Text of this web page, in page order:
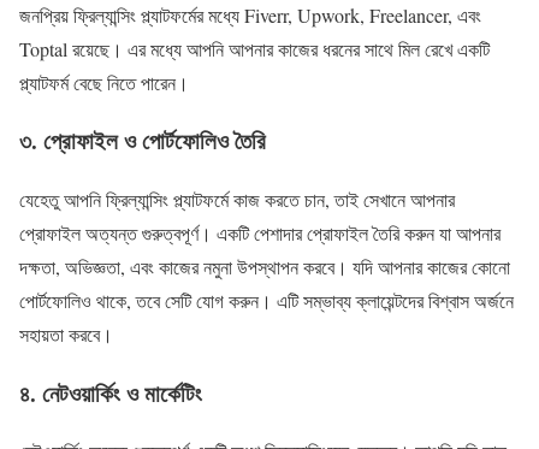
জনপ্রিয় ফ্রিল্যান্সিং প্ল্যাটফর্মের মধ্যে Fiverr, Upwork, Freelancer, এবং
Toptal রয়েছে। এর মধ্যে আপনি আপনার কাজের ধরনের সাথে মিল রেখে একটি
প্ল্যাটফর্ম বেছে নিতে পারেন।
৩. প্রোফাইল ও পোর্টফোলিও তৈরি
যেহেতু আপনি ফ্রিল্যান্সিং প্ল্যাটফর্মে কাজ করতে চান, তাই সেখানে আপনার
প্রোফাইল অত্যন্ত গুরুত্বপূর্ণ। একটি পেশাদার প্রোফাইল তৈরি করুন যা আপনার
দক্ষতা, অভিজ্ঞতা, এবং কাজের নমুনা উপস্থাপন করবে। যদি আপনার কাজের কোনো
পোর্টফোলিও থাকে, তবে সেটি যোগ করুন। এটি সম্ভাব্য ক্লায়েন্টদের বিশ্বাস অর্জনে
সহায়তা করবে।
৪. নেটওয়ার্কিং ও মার্কেটিং